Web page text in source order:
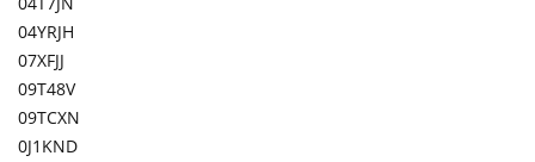
04YRJH
07XFJJ
09T48V
09TCXN
0J1KND